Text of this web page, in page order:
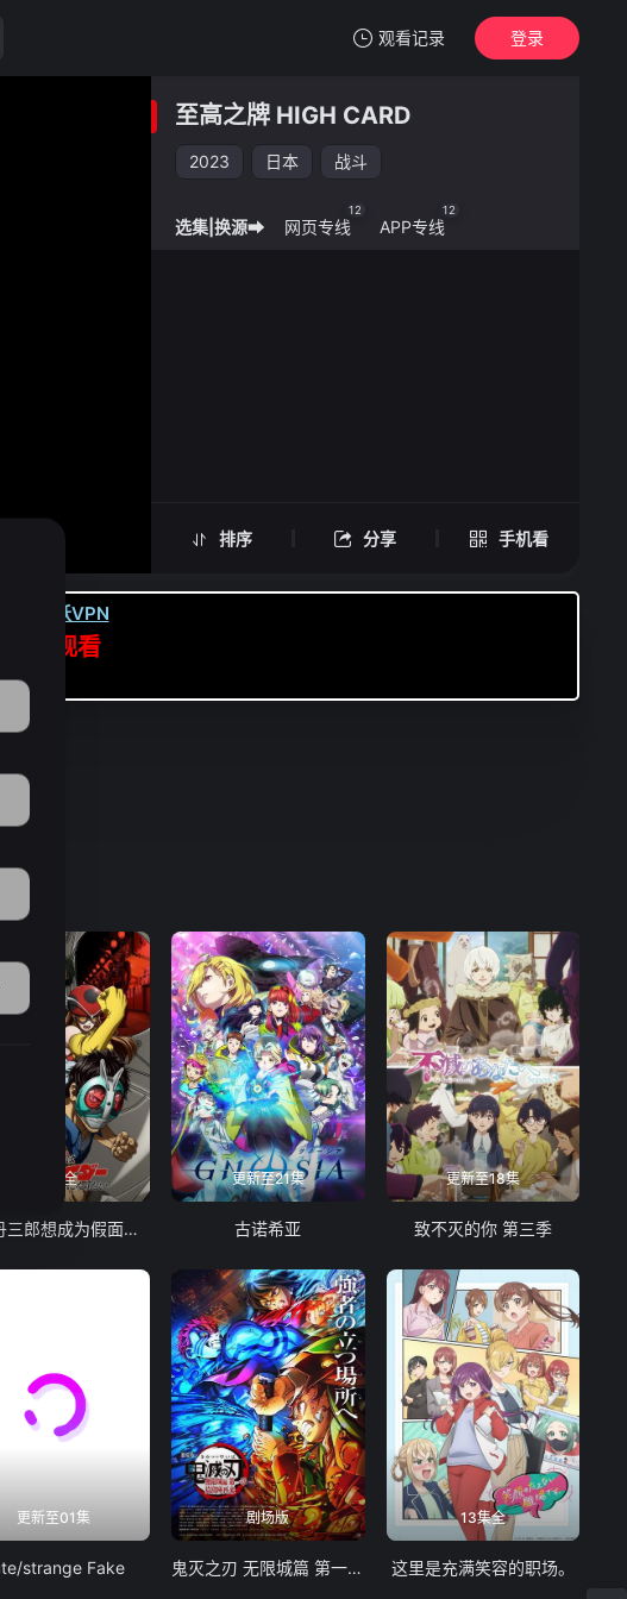
观看记录
我的观影记录
至高之牌 HIGH CARD
登录
至高之牌 HIGH CARD
2023 日本 战斗
排序 分享 手机看
选集|换源➡ 网页专线
12
APP专线
12
下载虎跃VPN
APP观看
暂无）
24集全
东岛丹三郎想成为假面骑士
更新至21集
古诺希亚
更新至18集
致不灭的你 第三季
更新至01集
strange Fake
剧场版
鬼灭之刃 无限城篇 第一章 猗窝座再袭
13集全
这里是充满笑容的职场。